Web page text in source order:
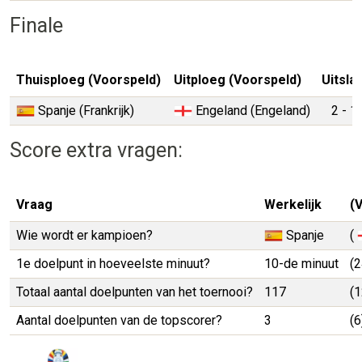
Finale
Thuisploeg (Voorspeld) Uitploeg (Voorspeld)
Spanje (Frankrijk)
Engeland (Engeland) 2 - 1
Score extra vragen:
Vraag Werkelijk
Wie wordt er kampioen?
Spanje
(
1e doelpunt in hoeveelste minuut?
10-de minuut
Totaal aantal doelpunten van het toernooi?
117
Aantal doelpunten van de topscorer?
3